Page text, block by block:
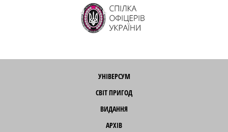
УНІВЕРСУМ
СВІТ ПРИГОД
ВИДАННЯ
АРХІВ